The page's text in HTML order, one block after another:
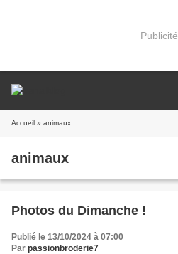
Publicité
Accueil » animaux
animaux
Photos du Dimanche !
Publié le 13/10/2024 à 07:00
Par passionbroderie7